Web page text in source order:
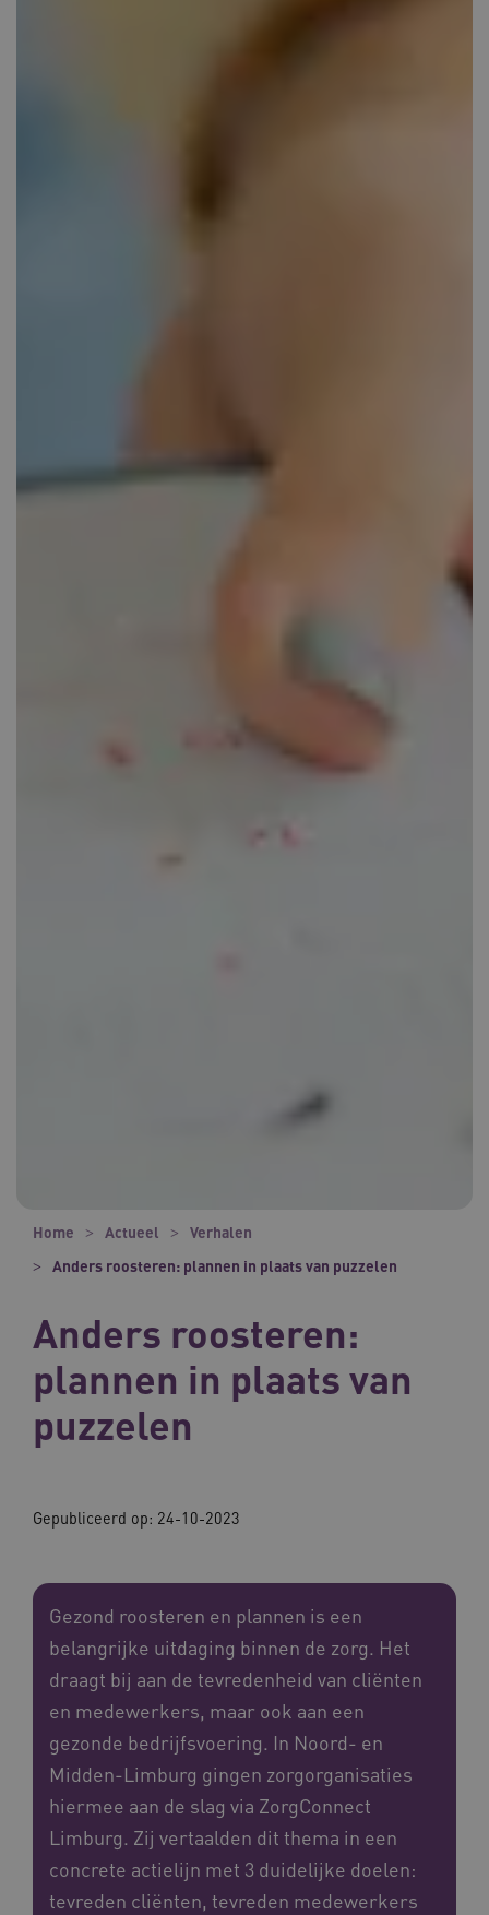
Home Actueel
Verhalen
Anders roosteren: plannen in plaats van puzzelen
Anders roosteren:
plannen in plaats van
puzzelen
Gepubliceerd op: 24-10-2023
Gezond roosteren en plannen is een
belangrijke uitdaging binnen de zorg. Het
draagt bij aan de tevredenheid van cliënten
en medewerkers, maar ook aan een
gezonde bedrijfsvoering. In Noord- en
Midden-Limburg gingen zorgorganisaties
hiermee aan de slag via ZorgConnect
Limburg. Zij vertaalden dit thema in een
concrete actielijn met 3 duidelijke doelen:
tevreden cliënten, tevreden medewerkers